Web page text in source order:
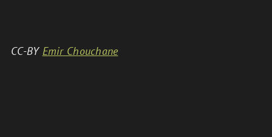
CC-BY Emir Chouchane